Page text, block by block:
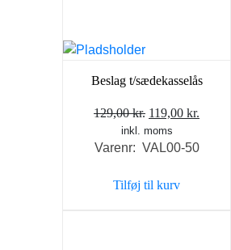
Beslag t/sædekasselås
129,00kr. Den
oprindelige
pris
129,00 kr..
119,00 kr.
pris
inkl. moms
Varenr: VAL00-50
Tilføj til kurv